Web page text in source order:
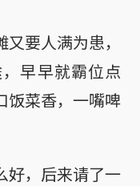
要人满为患，
早早就霸位点
饭菜香，一嘴啤
好，后来请了一